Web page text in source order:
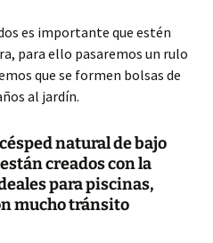
es importante que estén
para ello pasaremos un rulo
que se formen bolsas de
al jardín.
natural de bajo
creados con la
para piscinas,
mucho tránsito